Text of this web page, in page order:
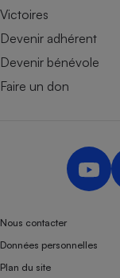
Victoires
Devenir adhérent
Devenir bénévole
Faire un don
Nous contacter
Données personnelles
Plan du site